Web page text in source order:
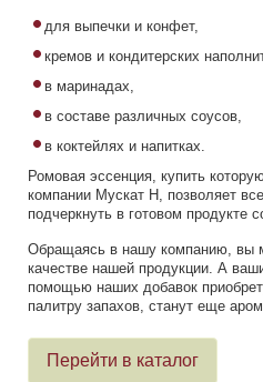
для выпечки и конфет,
кремов и кондитерских
в маринадах,
в составе различных соусов,
в коктейлях и напитках.
Ромовая эссенция, купить
компании Мускат Н, позволяет
подчеркнуть в готовом продукте
Обращаясь в нашу компанию, вы
качестве нашей продукции. А
помощью наших добавок
палитру запахов, станут еще
Перейти в каталог